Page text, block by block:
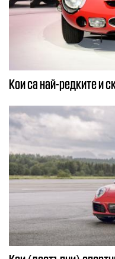
Кои са най-редките и